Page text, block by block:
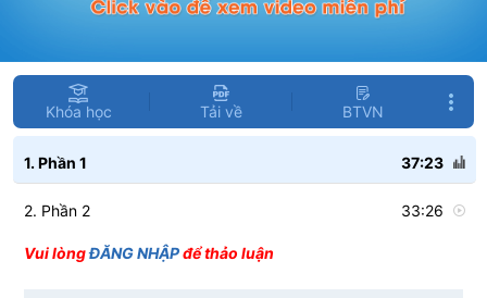
Khóa học Tải về BTVN
1. Phần 1 37:23
2. Phần 2 33:26
Vui lòngĐĂNG NHẬPđể thảo luận